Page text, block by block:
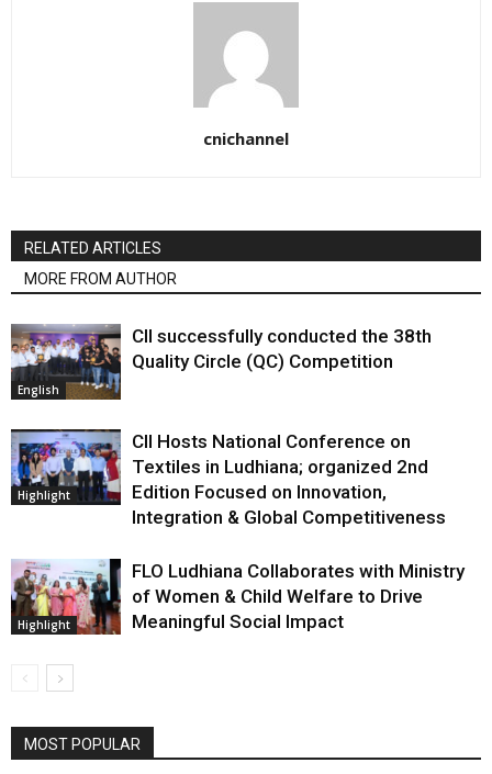
cnichannel
RELATED ARTICLES
MORE FROM AUTHOR
English
CII successfully conducted the 38th
Quality Circle (QC) Competition
Highlight
CII Hosts National Conference on
Textiles in Ludhiana; organized 2nd
Edition Focused on Innovation,
Integration & Global Competitiveness
Highlight
FLO Ludhiana Collaborates with Ministry
of Women & Child Welfare to Drive
Meaningful Social Impact
MOST POPULAR